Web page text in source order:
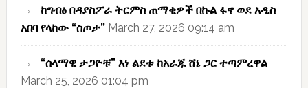
ከግብፅ በዳያስፖራ ትርምስ ጠማቂዎች በኩል ፋኖ ወደ አዲስ
አበባ የላከው “ስጦታ” March 27, 2026 09:14 am
“ሰላማዊ ታጋዮቹ” እነ ልደቱ ከአራጁ ሸኔ ጋር ተጣምረዋል
March 25, 2026 01:04 pm